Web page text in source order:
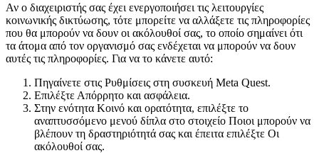
Αν ο διαχειριστής σας έχει ενεργοποιήσει τις λειτουργίες
κοινωνικής δικτύωσης, τότε μπορείτε να αλλάξετε τις πληροφορίες
που θα μπορούν να δουν οι ακόλουθοί σας, το οποίο σημαίνει ότι
τα άτομα από τον οργανισμό σας ενδέχεται να μπορούν να δουν
αυτές τις πληροφορίες. Για να το κάνετε αυτό:
Πηγαίνετε στις Ρυθμίσεις στη συσκευή Meta Quest.
Επιλέξτε Απόρρητο και ασφάλεια.
Στην ενότητα Κοινό και ορατότητα, επιλέξτε το
αναπτυσσόμενο μενού δίπλα στο στοιχείο Ποιοι μπορούν να
βλέπουν τη δραστηριότητά σας και έπειτα επιλέξτε Οι
ακόλουθοί σας.